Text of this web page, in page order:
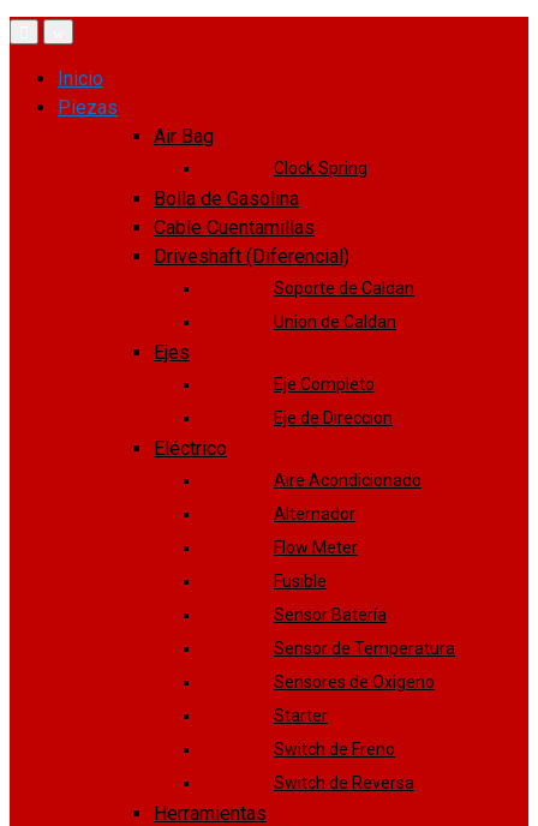
Inicio
Piezas
Air Bag
Clock Spring
Bolla de Gasolina
Cable Cuentamillas
Driveshaft (Diferencial)
Soporte de Caldan
Union de Caldan
Ejes
Eje Completo
Eje de Direccion
Eléctrico
Aire Acondicionado
Alternador
Flow Meter
Fusible
Sensor Batería
Sensor de Temperatura
Sensores de Oxigeno
Starter
Switch de Freno
Switch de Reversa
Herramientas